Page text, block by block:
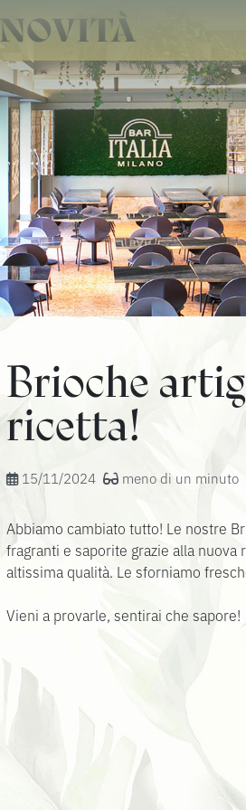
NOVITÀ
Brioche
ricetta!
15/11/2024 meno di un minuto
Abbiamo cambiato tutto! Le nostre
fragranti e saporite grazie alla
altissima qualità. Le sforniamo
Vieni a provarle, sentirai che sapore!